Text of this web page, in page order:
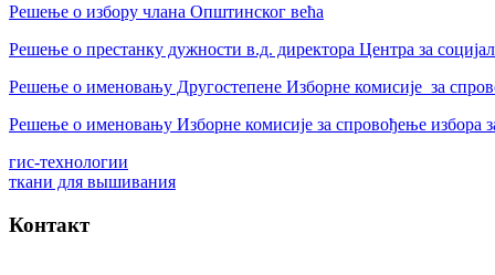
Решење о избору члана Општинског већа
Решење о престанку дужности в.д. директора Центра за
Решење o именовању Другостепене Изборне комисије за
Решење o именовању Изборне комисије за спровођење избора
гис-технологии
ткани для вышивания
Контакт